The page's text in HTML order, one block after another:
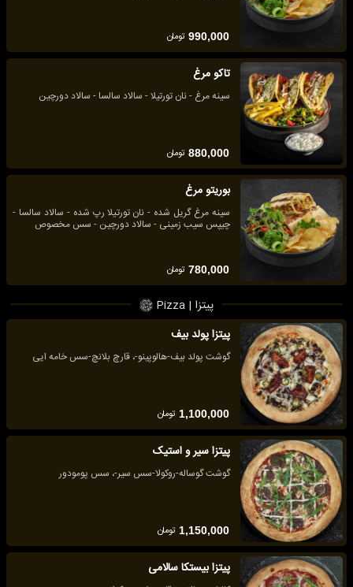
990,000 تومان
تاکو مرغ
سینه مرغ - نان تورتیلا - سالاد سالسا - سالاد دورچین
880,000 تومان
بوریتو مرغ
سینه مرغ گریل شده - نان تورتیلا رپ شده - سالاد سالسا -
چیپس سیب زمینی - سالاد دورچین - سس مخصوص
780,000 تومان
پیتزا | Pizza
پیتزا پولد بیف
گوشت پولد بیف-هالوپینو-، قارچ بلانچ-سس خامه ایی
1,100,000 تومان
پیتزا سیر و استیک
گوشت گوساله-روکولا-سس سیر-، سس پومودور
1,150,000 تومان
پیتزا بیستکا سالامی